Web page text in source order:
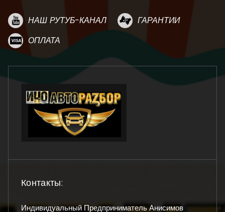
НАШ РУТУБ-КАНАЛ
ГАРАНТИИ
ОПЛАТА
Контакты:
Индивидуальный Предприниматель Анисимов